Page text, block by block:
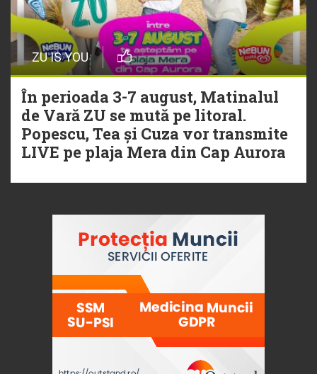
ZU IS YOU
În perioada 3-7 august, Matinalul
de Vară ZU se mută pe litoral.
Popescu, Tea și Cuza vor transmite
LIVE pe plaja Mera din Cap Aurora